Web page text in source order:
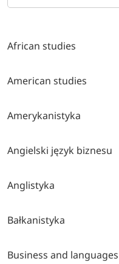
African studies
American studies
Amerykanistyka
Angielski język biznesu
Anglistyka
Bałkanistyka
Business and languages